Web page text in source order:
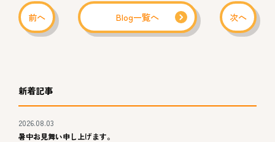
前へ 次へ
Blog一覧へ
新着記事
2026.08.03
暑中お見舞い申し上げます。